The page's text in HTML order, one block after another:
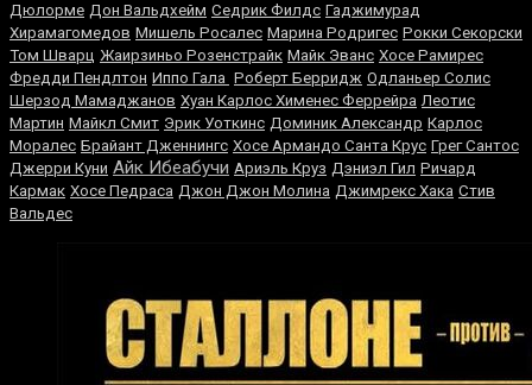
Дюлорме Дон Вальдхейм Седрик Филдс Гаджимурад
Хирамагомедов Мишель Росалес Марина Родригес Рокки Секорски
Том Шварц Жаирзиньо Розенстрайк Майк Эванс Хосе Рамирес
Фредди Пендлтон Иппо Гала Роберт Берридж Одланьер Солис
Шерзод Мамаджанов Хуан Карлос Хименес Феррейра Леотис
Мартин Майкл Смит Эрик Уоткинс Доминик Александр Карлос
Моралес Брайант Дженнингс Хосе Армандо Санта Крус Грег Сантос
Джерри Куни Айк Ибеабучи Ариэль Круз Дэниэл Гил Ричард
Кармак Хосе Педраса Джон Джон Молина Джимрекс Хака Стив
Вальдес